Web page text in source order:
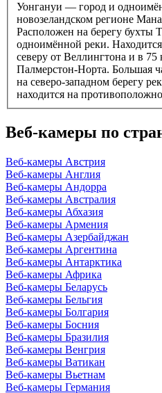
Уонгануи — город и
новозеландском регионе
Расположен на берегу бухты
одноимённой реки.
северу от Веллингтона и в 75
Палмерстон-Норта. Большая
на северо-западном берегу
находится на
Веб-камеры по
Веб-камеры Австрия
Веб-камеры Англия
Веб-камеры Андорра
Веб-камеры Австралия
Веб-камеры Абхазия
Веб-камеры Армения
Веб-камеры Азербайджан
Веб-камеры Аргентина
Веб-камеры Антарктика
Веб-камеры Африка
Веб-камеры Беларусь
Веб-камеры Бельгия
Веб-камеры Болгария
Веб-камеры Босния
Веб-камеры Бразилия
Веб-камеры Венгрия
Веб-камеры Ватикан
Веб-камеры Вьетнам
Веб-камеры Германия